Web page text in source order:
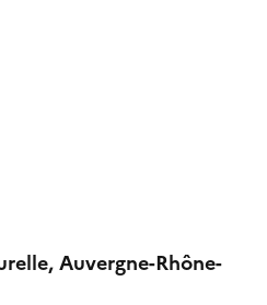
Auvergne-Rhône-